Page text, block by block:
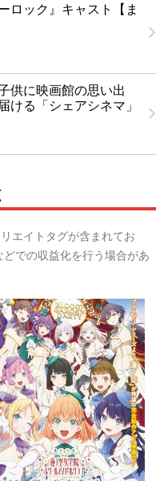
ロック』キャスト【ま
供に映画館の思い出
ける「シェアシネマ」
エイトタグが含まれてお
での収益化を行う場合があ